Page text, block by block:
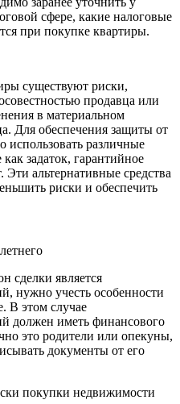
сфере, какие налоговые
при покупке квартиры.
существуют риски,
продавца или
в материальном
Для обеспечения защиты от
использовать различные
задаток, гарантийное
Эти альтернативные средства
риски и обеспечить
сделки является
нужно учесть особенности
В этом случае
должен иметь финансового
это родители или опекуны,
документы от его
покупки недвижимости